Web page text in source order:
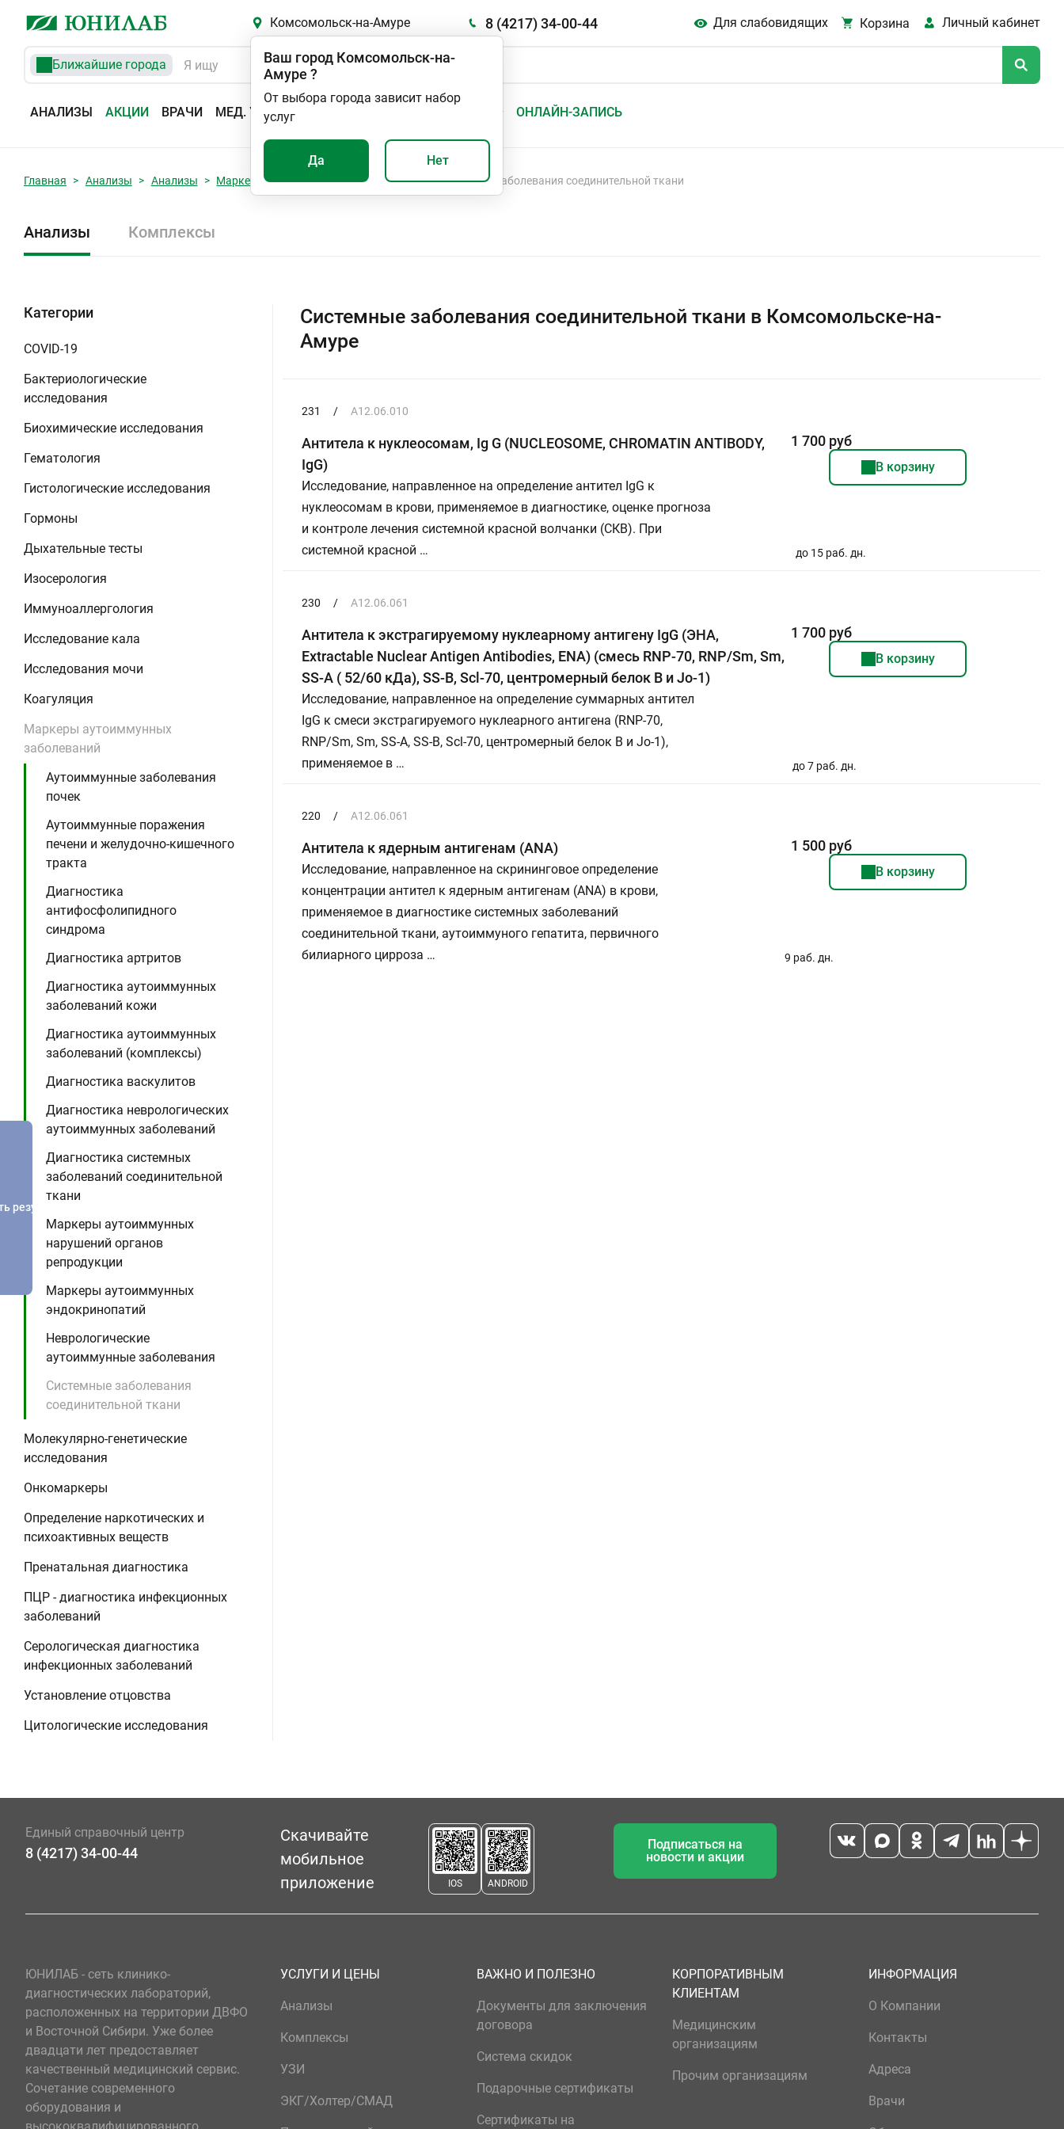
Комсомольск-на-Амуре 8 (4217) 34-00-44 Для слабовидящих Корзина Личный кабинет
Ближайшие города
АНАЛИЗЫ АКЦИИ ВРАЧИ МЕД. УСЛУГИ ОНЛАЙН-ЗАПИСЬ
Ваш город Комсомольск-на-
Амуре ?
От выбора города зависит набор
услуг
Да Нет
Главная Анализы Анализы Маркеры аутоиммунных заболеваний Системные заболевания соединительной ткани
Анализы Комплексы
Категории
COVID-19
Бактериологические
исследования
Биохимические исследования
Гематология
Гистологические исследования
Гормоны
Дыхательные тесты
Изосерология
Иммуноаллергология
Исследование кала
Исследования мочи
Коагуляция
Маркеры аутоиммунных
заболеваний
Аутоиммунные заболевания
почек
Аутоиммунные поражения
печени и желудочно-кишечного
тракта
Диагностика
антифосфолипидного
синдрома
Диагностика артритов
Диагностика аутоиммунных
заболеваний кожи
Диагностика аутоиммунных
заболеваний (комплексы)
Диагностика васкулитов
Диагностика неврологических
аутоиммунных заболеваний
Диагностика системных
заболеваний соединительной
ткани
Маркеры аутоиммунных
нарушений органов
репродукции
Маркеры аутоиммунных
эндокринопатий
Неврологические
аутоиммунные заболевания
Системные заболевания
соединительной ткани
Молекулярно-генетические
исследования
Онкомаркеры
Определение наркотических и
психоактивных веществ
Пренатальная диагностика
ПЦР - диагностика инфекционных
заболеваний
Серологическая диагностика
инфекционных заболеваний
Установление отцовства
Цитологические исследования
Системные заболевания соединительной ткани в Комсомольске-на-
Амуре
231 / A12.06.010
Антитела к нуклеосомам, Ig G (NUCLEOSOME, CHROMATIN ANTIBODY,
IgG)
Исследование, направленное на определение антител IgG к
нуклеосомам в крови, применяемое в диагностике, оценке прогноза
и контроле лечения системной красной волчанки (СКВ). При
системной красной …
1 700 руб
В корзину
до 15 раб. дн.
230 / A12.06.061
Антитела к экстрагируемому нуклеарному антигену IgG (ЭНА,
Extractable Nuclear Antigen Antibodies, ENA) (смесь RNP-70, RNP/Sm, Sm,
SS-A ( 52/60 кДа), SS-B, Scl-70, центромерный белок B и Jo-1)
Исследование, направленное на определение суммарных антител
IgG к смеси экстрагируемого нуклеарного антигена (RNP-70,
RNP/Sm, Sm, SS-A, SS-B, Scl-70, центромерный белок B и Jo-1),
применяемое в …
1 700 руб
В корзину
до 7 раб. дн.
220 / A12.06.061
Антитела к ядерным антигенам (ANA)
Исследование, направленное на скрининговое определение
концентрации антител к ядерным антигенам (ANA) в крови,
применяемое в диагностике системных заболеваний
соединительной ткани, аутоиммуного гепатита, первичного
билиарного цирроза …
1 500 руб
В корзину
9 раб. дн.
результатов
Единый справочный центр
8 (4217) 34-00-44
Скачивайте
мобильное
приложение
IOS ANDROID
Подписаться на
новости и акции
ЮНИЛАБ - сеть клинико-
диагностических лабораторий,
расположенных на территории ДВФО
и Восточной Сибири. Уже более
двадцати лет предоставляет
качественный медицинский сервис.
Сочетание современного
оборудования и
УСЛУГИ И ЦЕНЫ
Анализы
Комплексы
УЗИ
ЭКГ/Холтер/СМАД
ВАЖНО И ПОЛЕЗНО
Документы для заключения
договора
Система скидок
Подарочные сертификаты
Сертификаты на
КОРПОРАТИВНЫМ
КЛИЕНТАМ
Медицинским
организациям
Прочим организациям
ИНФОРМАЦИЯ
О Компании
Контакты
Адреса
Врачи